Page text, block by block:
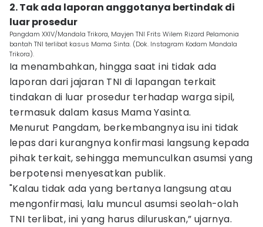
2. Tak ada laporan anggotanya bertindak di
luar prosedur
Pangdam XXIV/Mandala Trikora, Mayjen TNI Frits Wilem Rizard Pelamonia
bantah TNI terlibat kasus Mama Sinta. (Dok. Instagram Kodam Mandala
Trikora).
Ia menambahkan, hingga saat ini tidak ada
laporan dari jajaran TNI di lapangan terkait
tindakan di luar prosedur terhadap warga sipil,
termasuk dalam kasus Mama Yasinta.
Menurut Pangdam, berkembangnya isu ini tidak
lepas dari kurangnya konfirmasi langsung kepada
pihak terkait, sehingga memunculkan asumsi yang
berpotensi menyesatkan publik.
"Kalau tidak ada yang bertanya langsung atau
mengonfirmasi, lalu muncul asumsi seolah-olah
TNI terlibat, ini yang harus diluruskan,” ujarnya.